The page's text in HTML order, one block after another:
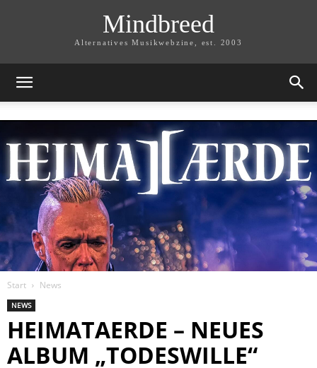
Mindbreed
Alternatives Musikwebzine, est. 2003
Start News
NEWS
HEIMATAERDE – NEUES
ALBUM „TODESWILLE“